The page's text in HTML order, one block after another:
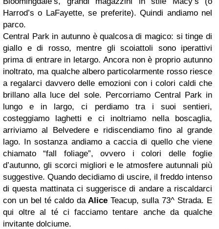
Harrod’s o LaFayette, se preferite). Quindi andiamo nel
parco.
Central Park in autunno è qualcosa di magico: si tinge di
giallo e di rosso, mentre gli scoiattoli sono iperattivi
prima di entrare in letargo. Ancora non è proprio autunno
inoltrato, ma qualche albero particolarmente rosso riesce
a regalarci davvero delle emozioni con i colori caldi che
brillano alla luce del sole. Percorriamo Central Park in
lungo e in largo, ci perdiamo tra i suoi sentieri,
costeggiamo laghetti e ci inoltriamo nella boscaglia,
arriviamo al Belvedere e ridiscendiamo fino al grande
lago. In sostanza andiamo a caccia di quello che viene
chiamato “fall foliage”, ovvero i colori delle foglie
d’autunno, gli scorci migliori e le atmosfere autunnali più
suggestive. Quando decidiamo di uscire, il freddo intenso
di questa mattinata ci suggerisce di andare a riscaldarci
con un bel té caldo da Alice Teacup, sulla 73^ Strada. E
qui oltre al té ci facciamo tentare anche da qualche
invitante dolciume.